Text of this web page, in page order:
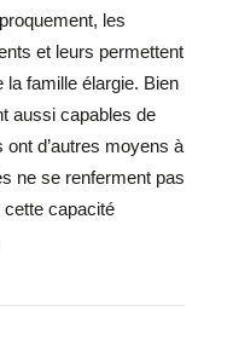
les
et leurs permettent
la famille élargie. Bien
aussi capables de
ont d’autres moyens à
ne se renferment pas
cette capacité